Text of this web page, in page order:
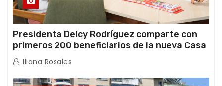
Presidenta Delcy Rodríguez comparte con
primeros 200 beneficiarios de la nueva Casa
de los Abuelos “La Primavera” en Caracas
Iliana Rosales